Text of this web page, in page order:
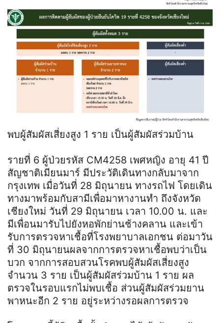
พบผู้สัมผัสเสี่ยงสูง 1 ราย เป็นผู้สัมผัสร่วมบ้าน
รายที่ 6 ผู้ป่วยรหัส CM4258 เพศหญิง อายุ 41 ปี
สัญชาติเมียนมาร์ มีประวัติเดินทางกลับมาจาก
กรุงเทพ เมื่อวันที่ 28 มิถุนายน ทางรถไฟ โดยเดิน
ทางมาพร้อมกับสามีเพื่อมาหางานทำ ถึงจังหวัด
เชียงใหม่ วันที่ 29 มิถุนายน เวลา 10.00 น. และ
มีเพื่อนมารับไปยังหอพักย่านช้างคลาน และเข้า
รับการตรวจหาเชื้อที่โรงพยาบาลเอกชน ต่อมาวัน
ที่ 30 มิถุนายนผลจากการตรวจหาเชื้อพบว่าเป็น
บวก จากการสอบสวนโรคพบผู้สัมผัสเสี่ยงสูง
จำนวน 3 ราย เป็นผู้สัมผัสร่วมบ้าน 1 ราย ผล
ตรวจในรอบแรกไม่พบเชื้อ ส่วนผู้สัมผัสร่วมยาน
พาหนะอีก 2 ราย อยู่ระหว่างรอผลการตรวจ